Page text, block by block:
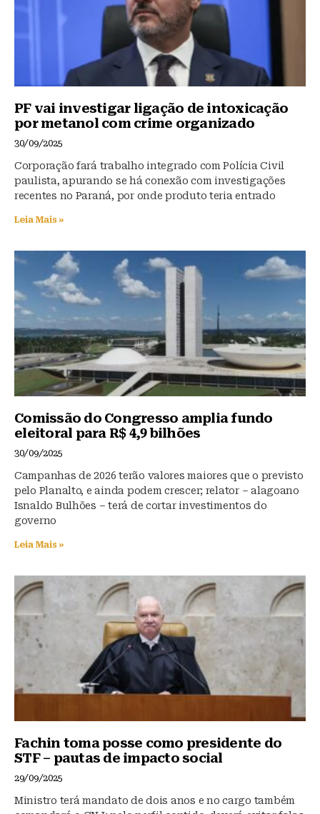
PF vai investigar ligação de intoxicação
por metanol com crime organizado
30/09/2025
Corporação fará trabalho integrado com Polícia Civil
paulista, apurando se há conexão com investigações
recentes no Paraná, por onde produto teria entrado
Leia Mais »
Comissão do Congresso amplia fundo
eleitoral para R$ 4,9 bilhões
30/09/2025
Campanhas de 2026 terão valores maiores que o previsto
pelo Planalto, e ainda podem crescer; relator – alagoano
Isnaldo Bulhões – terá de cortar investimentos do
governo
Leia Mais »
Fachin toma posse como presidente do
STF – pautas de impacto social
29/09/2025
Ministro terá mandato de dois anos e no cargo também